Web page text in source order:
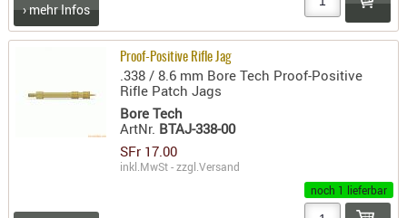
› mehr Infos
Proof-Positive Rifle Jag
.338 / 8.6 mm Bore Tech Proof-Positive
Rifle Patch Jags
Bore Tech
ArtNr. BTAJ-338-00
SFr 17.00
inkl.MwSt - zzgl.Versand
noch 1 lieferbar